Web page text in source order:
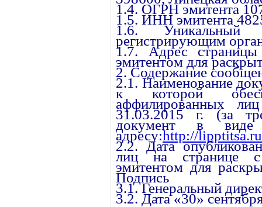
1.4. ОГРН эмитента
1.5. ИНН эмитента
1.6. Уникальный
регистрирующим
1.7. Адрес страницы
эмитентом для
2. Содержание
2.1. Наименование
к которой
аффилированных
31.03.2015 г. (за
документ в
адресу:http://
2.2. Дата
лиц на странице с
эмитентом для
Подпись
3.1. Генеральный
3.2. Дата «30»